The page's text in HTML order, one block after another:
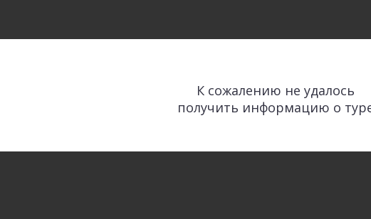
К сожалению не удалось
получить информацию о